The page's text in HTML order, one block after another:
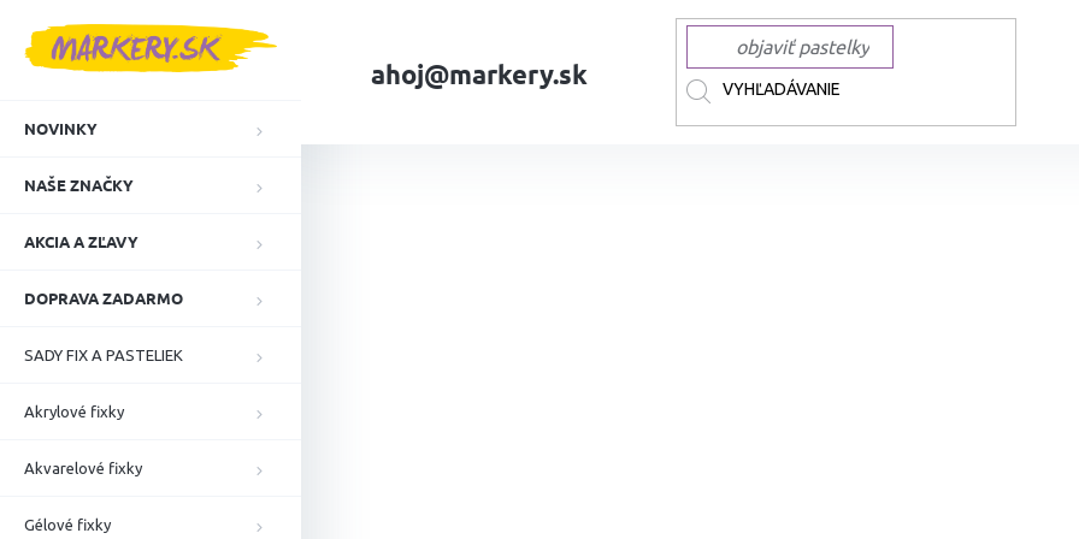
ahoj@markery.sk
NOVINKY
NAŠE ZNAČKY
AKCIA A ZĽAVY
DOPRAVA ZADARMO
SADY FIX A PASTELIEK
Akrylové fixky
Akvarelové fixky
Gélové fixky